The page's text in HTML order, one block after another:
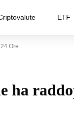
ETF
Ore
ha